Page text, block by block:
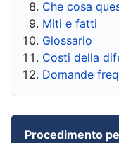
Che cosa
Miti e fatti
Glossario
Costi della
Domande
Procedimento